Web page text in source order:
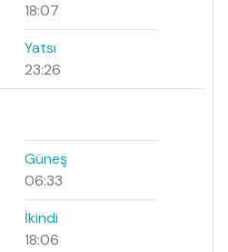
18:07
Yatsı
23:26
Güneş
06:33
İkindi
18:06